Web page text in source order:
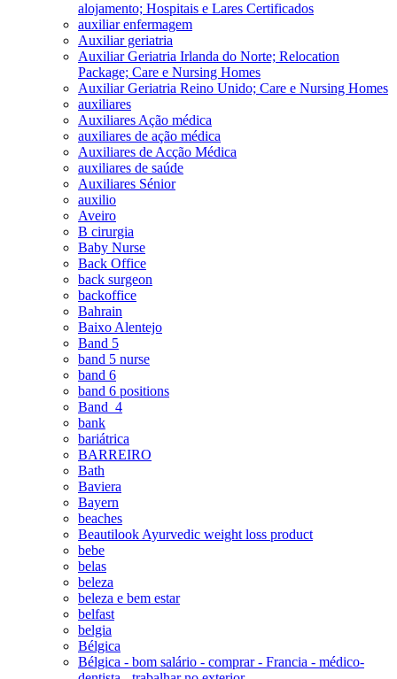
alojamento; Hospitais e Lares Certificados
auxiliar enfermagem
Auxiliar geriatria
Auxiliar Geriatria Irlanda do Norte; Relocation
Package; Care e Nursing Homes
Auxiliar Geriatria Reino Unido; Care e Nursing Homes
auxiliares
Auxiliares Ação médica
auxiliares de ação médica
Auxiliares de Acção Médica
auxiliares de saúde
Auxiliares Sénior
auxilio
Aveiro
B cirurgia
Baby Nurse
Back Office
back surgeon
backoffice
Bahrain
Baixo Alentejo
Band 5
band 5 nurse
band 6
band 6 positions
Band_4
bank
bariátrica
BARREIRO
Bath
Baviera
Bayern
beaches
Beautilook Ayurvedic weight loss product
bebe
belas
beleza
beleza e bem estar
belfast
belgia
Bélgica
Bélgica - bom salário - comprar - Francia - médico-